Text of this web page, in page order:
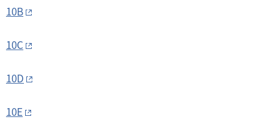
10B
10C
10D
10E